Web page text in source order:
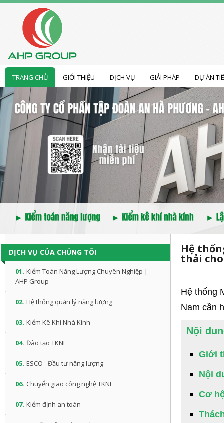
TRANG CHỦ GIỚI THIỆU DỊCH VỤ GIẢI PHÁP DỰ ÁN
DỊCH VỤ CỦA CHÚNG TÔI
01. Kiểm Toán Năng Lượng Chuyên Nghiệp |
AHP Group
02. Hệ thống quản lý năng lượng
03. Kiểm Kê Khí Nhà Kính
04. Đào tạo TKNL
05. ESCO - Đầu tư năng lượng
06. Chuyển giao công nghệ TKNL
07. Kiểm định an toàn
Hệ
thải
Hệ thống
Nam cần
Nội
Giới
Nội
Cơ